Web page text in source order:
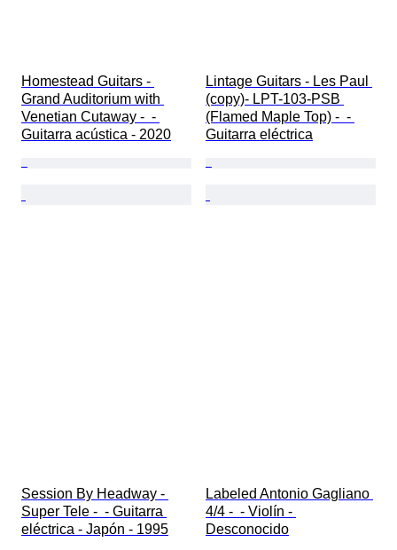
Homestead Guitars -
Grand Auditorium with
Venetian Cutaway -  -
Guitarra acústica - 2020
Lintage Guitars - Les Paul
(copy)- LPT-103-PSB
(Flamed Maple Top) -  -
Guitarra eléctrica
Session By Headway -
Super Tele -  - Guitarra
eléctrica - Japón - 1995
Labeled Antonio Gagliano
4/4 -  - Violín -
Desconocido